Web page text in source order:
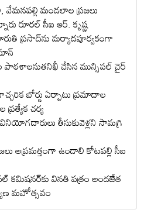
వేమనపల్లి మండలాల ప్రజలు
రూరల్ సీఐ ఆర్. కృష్ణ
ప్రసాద్‌ను మర్యాదపూర్వకంగా
పాఠశాలనుతనిఖీ చేసిన మున్సిపల్ చైర్
బోర్డు ఏర్పాటు ప్రమాదాల
చర్య
తీసుకువెళ్లని సామగ్రి
అప్రమత్తంగా ఉండాలి కోటపల్లి సీఐ
కమిషనర్‌కు వినతి పత్రం అందజేత
మహోత్సవం